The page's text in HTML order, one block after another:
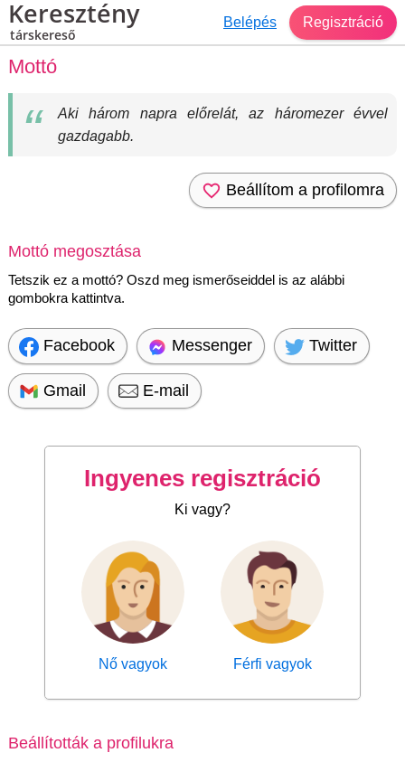
Keresztény
társkereső
Belépés Regisztráció
Mottó
Aki három napra előrelát, az háromezer évvel
gazdagabb.
Beállítom a profilomra
Mottó megosztása
Tetszik ez a mottó? Oszd meg ismerőseiddel is az alábbi
gombokra kattintva.
Facebook Messenger Twitter
Gmail E-mail
Ingyenes regisztráció
Ki vagy?
Nő vagyok Férfi vagyok
Beállították a profilukra